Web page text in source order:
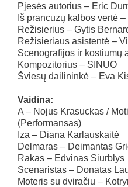
Pjesės autorius – Eric
Iš prancūzų kalbos vertė
Režisierius – Gytis
Režisieriaus asistentė –
Scenografijos ir kostiumų
Kompozitorius – SINUO
Šviesų dailininkė – Eva
Vaidina:
A – Nojus Krasuckas /
(Performansas)
Iza – Diana Karlauskaitė
Delmaras – Deimantas
Rakas – Edvinas Siurblys
Scenaristas – Donatas
Moteris su dviračiu –